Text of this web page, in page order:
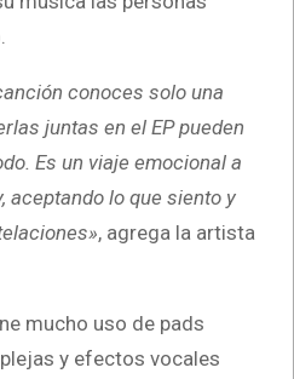
conoces solo una
juntas en el EP pueden
Es un viaje emocional a
aceptando lo que siento y
, agrega la artista
mucho uso de pads
y efectos vocales